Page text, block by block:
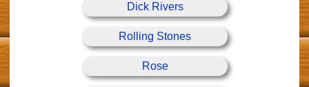
Dick Rivers
Rolling Stones
Rose